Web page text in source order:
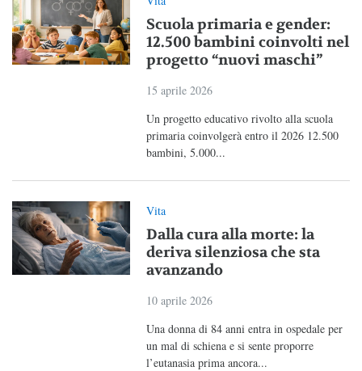
Scuola primaria e gender:
12.500 bambini coinvolti nel
progetto “nuovi maschi”
15 aprile 2026
Un progetto educativo rivolto alla scuola
primaria coinvolgerà entro il 2026 12.500
bambini, 5.000...
Vita
Dalla cura alla morte: la
deriva silenziosa che sta
avanzando
10 aprile 2026
Una donna di 84 anni entra in ospedale per
un mal di schiena e si sente proporre
l’eutanasia prima ancora...